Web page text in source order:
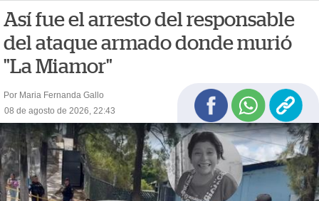
Así fue el arresto del responsable
del ataque armado donde murió
"La Miamor"
Por Maria Fernanda Gallo
08 de agosto de 2026, 22:43